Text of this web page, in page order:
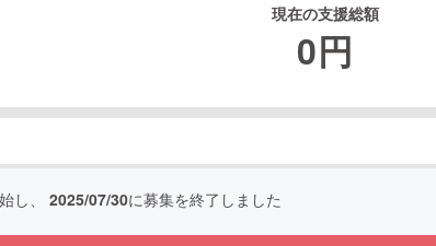
現在の支援総額
0円
し、 2025/07/30に募集を終了しました